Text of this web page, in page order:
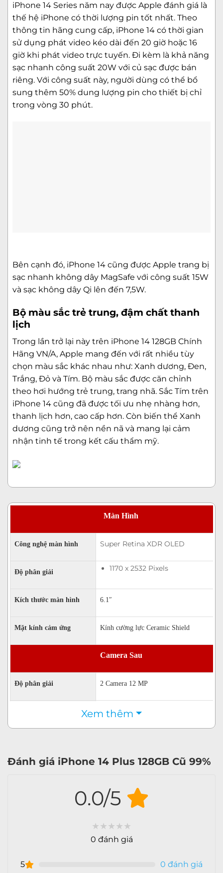
iPhone 14 Series năm nay được Apple đánh giá là
thế hệ iPhone có thời lượng pin tốt nhất. Theo
thông tin hãng cung cấp, iPhone 14 có thời gian
sử dụng phát video kéo dài đến 20 giờ hoặc 16
giờ khi phát video trực tuyến. Đi kèm là khả năng
sạc nhanh công suất 20W với củ sạc được bán
riêng. Với công suất này, người dùng có thể bổ
sung thêm 50% dung lượng pin cho thiết bị chỉ
trong vòng 30 phút.
Bên cạnh đó, iPhone 14 cũng được Apple trang bị
sạc nhanh không dây MagSafe với công suất 15W
và sạc không dây Qi lên đến 7,5W.
Bộ màu sắc trẻ trung, đậm chất thanh
lịch
Trong lần trở lại này trên iPhone 14 128GB Chính
Hãng VN/A, Apple mang đến với rất nhiều tùy
chọn màu sắc khác nhau như: Xanh dương, Đen,
Trắng, Đỏ và Tím. Bộ màu sắc được căn chỉnh
theo hơi hướng trẻ trung, trang nhã. Sắc Tím trên
iPhone 14 cũng đã được tối ưu nhẹ nhàng hơn,
thanh lịch hơn, cao cấp hơn. Còn biến thể Xanh
dương cũng trở nên nền nã và mang lại cảm
nhận tinh tế trong kết cấu thẩm mỹ.
Màn Hình
Công nghệ màn hình Super Retina XDR OLED
Độ phân giải 1170 x 2532 Pixels
Kích thước màn hình 6.1″
Mặt kính cảm ứng Kính cường lực Ceramic Shield
Camera Sau
Độ phân giải 2 Camera 12 MP
FullHD 1080p@60fps
3 đèn LED (2 tông màu)
Chống rung EIS
Góc rộng
Tự động lấy nét (AF)
Xem thêm
Đánh giá iPhone 14 Plus 128GB Cũ 99%
0.0/5
★★★★★
0 đánh giá
5 0 đánh giá